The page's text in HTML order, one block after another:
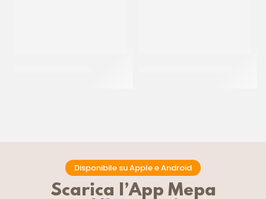
Disponibile su Apple e Android
Scarica l’App Mepa